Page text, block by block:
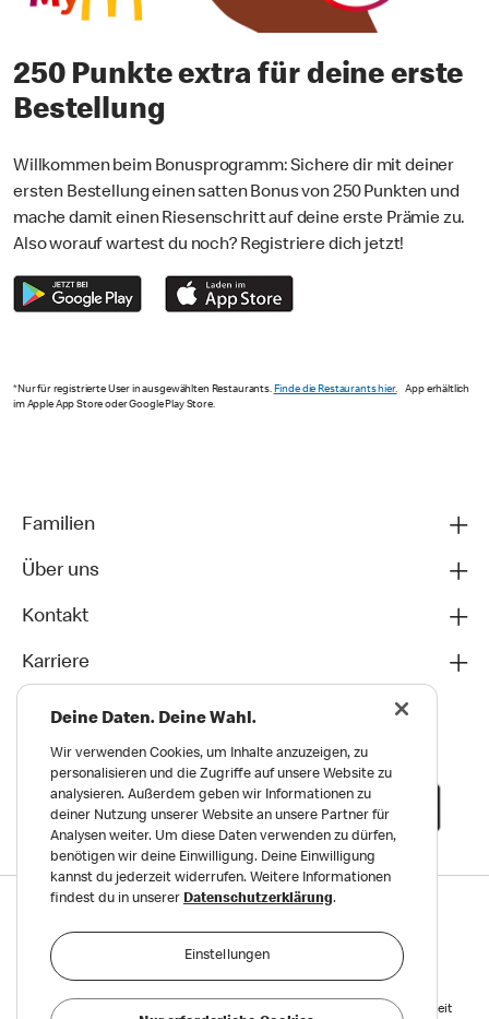
250 Punkte extra für deine erste
Bestellung
Willkommen beim Bonusprogramm: Sichere dir mit deiner
ersten Bestellung einen satten Bonus von 250 Punkten und
mache damit einen Riesenschritt auf deine erste Prämie zu.
Also worauf wartest du noch? Registriere dich jetzt!
*Nur für registrierte User in ausgewählten Restaurants. Finde die Restaurants hier.App erhältlich
im Apple App Store oder Google Play Store.
Familien
Über uns
Kontakt
Karriere
Datenschutz
Reports on Human and Environmental Rights Erklärung zur Barrierefreiheit
Deine Daten. Deine Wahl.
Wir verwenden Cookies, um Inhalte anzuzeigen, zu
personalisieren und die Zugriffe auf unsere Website zu
analysieren. Außerdem geben wir Informationen zu
deiner Nutzung unserer Website an unsere Partner für
Analysen weiter. Um diese Daten verwenden zu dürfen,
benötigen wir deine Einwilligung. Deine Einwilligung
kannst du jederzeit widerrufen. Weitere Informationen
findest du in unserer Datenschutzerklärung.
Einstellungen